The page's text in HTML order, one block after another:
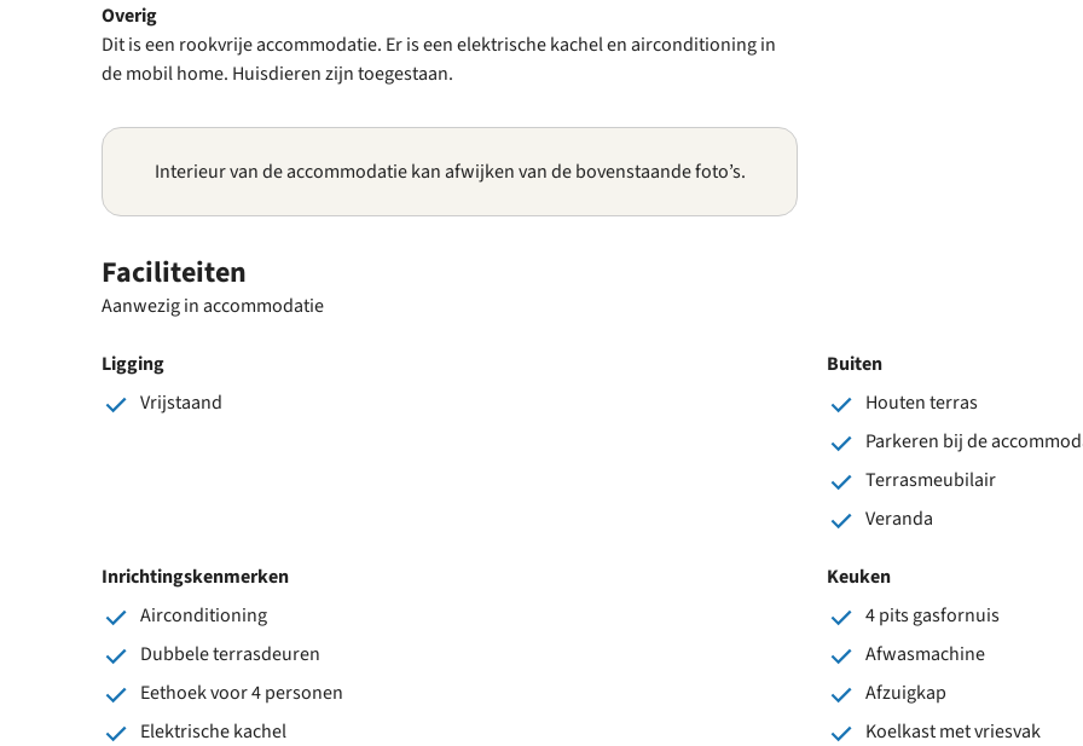
Overig
Dit is een rookvrije accommodatie. Er is een elektrische kachel en airconditioning in
de mobil home. Huisdieren zijn toegestaan.
Interieur van de accommodatie kan afwijken van de bovenstaande foto’s.
Faciliteiten
Aanwezig in accommodatie
Ligging
Vrijstaand
Buiten
Houten terras
Parkeren bij de
Terrasmeubilair
Veranda
Inrichtingskenmerken
Airconditioning
Dubbele terrasdeuren
Eethoek voor 4 personen
Elektrische kachel
Keuken
4 pits gasfornuis
Afwasmachine
Afzuigkap
Koelkast met vriesvak